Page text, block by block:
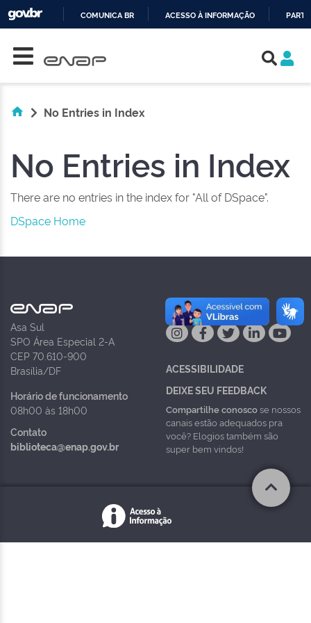
COMUNICA BR ACESSO À INFORMAÇÃO
No Entries in Index
No Entries in Index
There are no entries in the index for "All of DSpace".
DSpace Home
Asa Sul
SPO Área Especial 2-A
CEP 70.610-900
Brasília/DF
Horário de funcionamento
08h00 às 18h00
Contato
biblioteca@enap.gov.br
NAS REDES
ACESSIBILIDADE
DEIXE SEU FEEDBACK
Compartilhe conoscose nossos
canais estão adequados pra
você? Elogios também são
super bem vindos!